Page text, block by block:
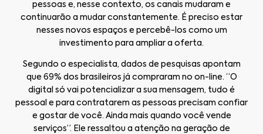
pessoas e, nesse contexto, os canais mudaram e
continuarão a mudar constantemente. É preciso estar
nesses novos espaços e percebê-los como um
investimento para ampliar a oferta.
Segundo o especialista, dados de pesquisas apontam
que 69% dos brasileiros já compraram no on-line. “O
digital só vai potencializar a sua mensagem, tudo é
pessoal e para contratarem as pessoas precisam confiar
e gostar de você. Ainda mais quando você vende
serviços”. Ele ressaltou a atenção na geração de